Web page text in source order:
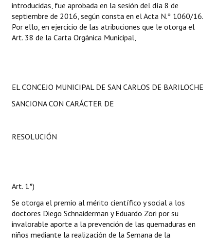
introducidas, fue aprobada en la sesión del día 8 de
septiembre de 2016, según consta en el Acta N.º 1060/16.
Por ello, en ejercicio de las atribuciones que le otorga el
Art. 38 de la Carta Orgánica Municipal,
EL CONCEJO MUNICIPAL DE SAN CARLOS DE BARILOCHE
SANCIONA CON CARÁCTER DE
RESOLUCIÓN
Art. 1°)
Se otorga el premio al mérito científico y social a los
doctores Diego Schnaiderman y Eduardo Zori por su
invalorable aporte a la prevención de las quemaduras en
niños mediante la realización de la Semana de la